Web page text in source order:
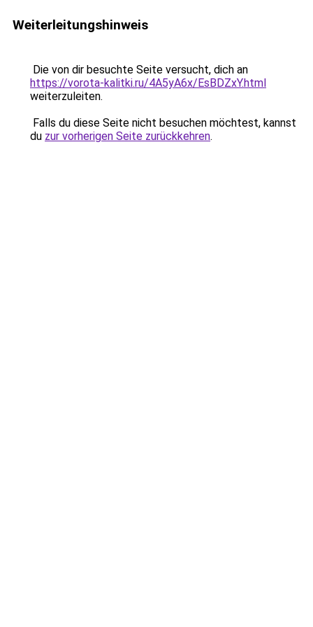
Weiterleitungshinweis
Die von dir besuchte Seite versucht, dich an
https://vorota-kalitki.ru/4A5yA6x/EsBDZxY.html
weiterzuleiten.
Falls du diese Seite nicht besuchen möchtest, kannst
du zur vorherigen Seite zurückkehren.